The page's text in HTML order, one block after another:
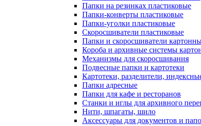
Папки на резинках пластиковые
Папки-конверты пластиковые
Папки-уголки пластиковые
Скоросшиватели пластиковые
Папки и скоросшиватели
Короба и архивные системы
Механизмы для скоросшивания
Подвесные папки и картотеки
Картотеки, разделители,
Папки адресные
Папки для кафе и ресторанов
Станки и иглы для архивного
Нити, шпагаты, шило
Аксессуары для документов и